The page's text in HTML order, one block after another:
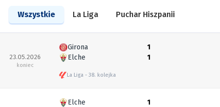
Wszystkie La Liga Puchar Hiszpanii
23.05.2026
koniec
Girona
Elche
La Liga 38. kolejka
1
1
Elche
1